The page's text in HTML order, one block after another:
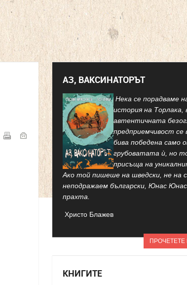
АЗ, ВАКСИНАТОРЪТ
Нека се порадваме
история на Торлака,
автентичната
предприемчивост се
бива победена само
грубоватата ѝ, но
присъща на
Ако той пишеше на шведски, не на
неподражаем български, Юнас
прахта.
Христо Блажев
КНИГИТЕ